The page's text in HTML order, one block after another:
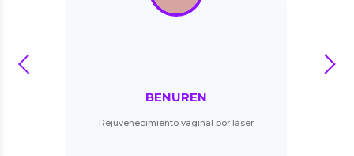
BENUREN
Rejuvenecimiento vaginal por láser
prev next